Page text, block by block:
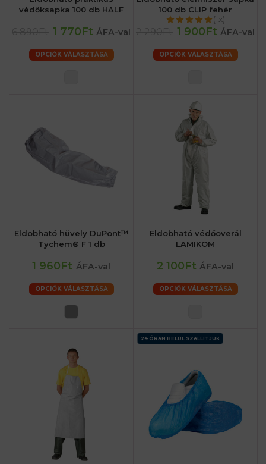
védőksapka 100 db HALF
1 770Ft ÁFA-val
OPCIÓK VÁLASZTÁSA
100 db CLIP fehér
(1x)
1 900Ft ÁFA-val
OPCIÓK VÁLASZTÁSA
Eldobható hüvely DuPont™
Tychem® F 1 db
1 960Ft ÁFA-val
OPCIÓK VÁLASZTÁSA
Eldobható védőoverál
LAMIKOM
2 100Ft ÁFA-val
OPCIÓK VÁLASZTÁSA
24 ÓRÁN BELÜL SZÁLLÍTJUK